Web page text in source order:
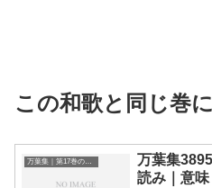
この和歌と同じ巻
万葉集｜第17巻の和歌一覧
万葉集
読み｜意